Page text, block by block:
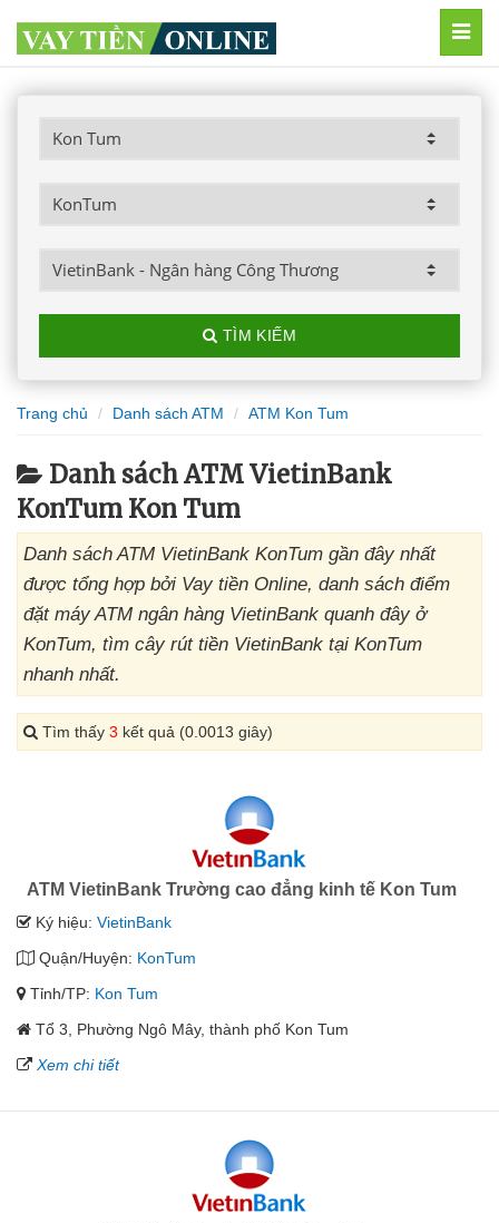
TÌM KIẾM
Trang chủ Danh sách ATM ATM Kon Tum
Danh sách ATM VietinBank
KonTum Kon Tum
Danh sách ATM VietinBank KonTum gần đây nhất
được tổng hợp bởi Vay tiền Online, danh sách điểm
đặt máy ATM ngân hàng VietinBank quanh đây ở
KonTum, tìm cây rút tiền VietinBank tại KonTum
nhanh nhất.
Tìm thấy 3 kết quả (0.0013 giây)
ATM VietinBank Trường cao đẳng kinh tế Kon Tum
Ký hiệu: VietinBank
Quận/Huyện: KonTum
Tỉnh/TP: Kon Tum
Tổ 3, Phường Ngô Mây, thành phố Kon Tum
Xem chi tiết